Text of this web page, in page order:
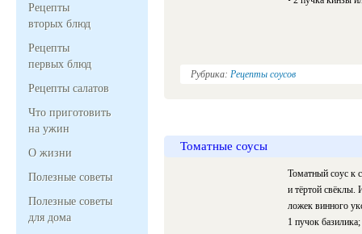
Рецепты
вторых блюд
Рецепты
первых блюд
Рецепты салатов
Что приготовить
на ужин
О жизни
Полезные советы
Полезные советы
для дома
Рубрика: Рецепты соусов
Томатные соусы
Томатный соус к
и тёртой свёклы.
ложек винного
1 пучок базилика;